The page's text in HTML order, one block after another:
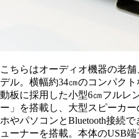
こちらはオーディオ機器の老
デル。横幅約34㎝のコンパク
動板に採用した小型6㎝フルレ
ー」を搭載し、大型スピーカ
ホやパソコンとBluetooth接続
ューナーを搭載。本体のUSB